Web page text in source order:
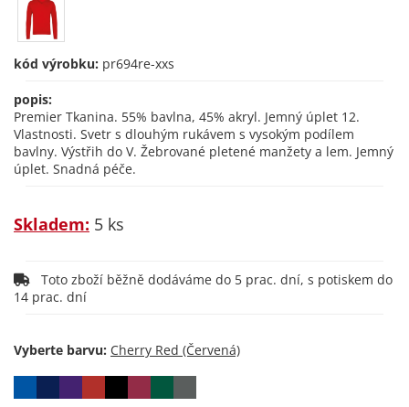
kód výrobku: pr694re-xxs
popis:
Premier Tkanina. 55% bavlna, 45% akryl. Jemný úplet 12.
Vlastnosti. Svetr s dlouhým rukávem s vysokým podílem
bavlny. Výstřih do V. Žebrované pletené manžety a lem. Jemný
úplet. Snadná péče.
Skladem: 5 ks
14 prac. dní
Vyberte barvu: